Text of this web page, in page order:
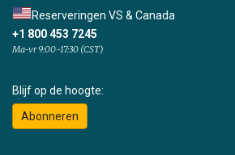
Reserveringen VS & Canada
+1 800 453 7245
Ma-vr 9:00-17:30 (CST)
Blijf op de hoogte:
Abonneren